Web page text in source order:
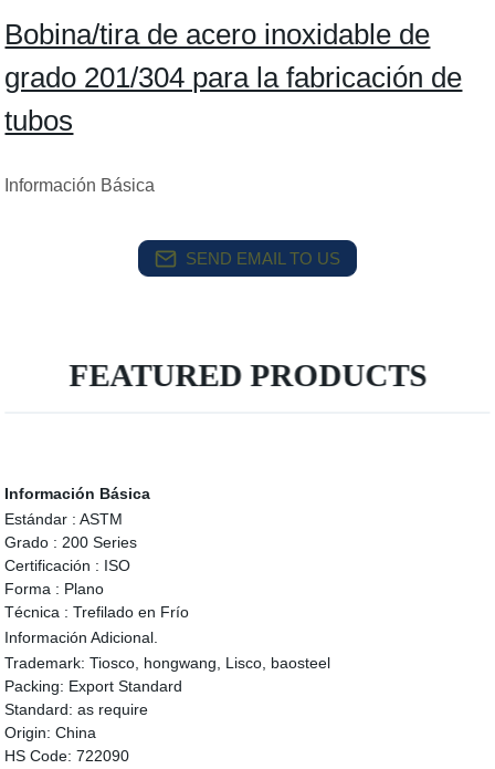
Bobina/tira de acero inoxidable de
grado 201/304 para la fabricación de
tubos
Información Básica
SEND EMAIL TO US
FEATURED PRODUCTS
Información Básica
Estándar : ASTM
Grado : 200 Series
Certificación : ISO
Forma : Plano
Técnica : Trefilado en Frío
Información Adicional.
Trademark: Tiosco, hongwang, Lisco, baosteel
Packing: Export Standard
Standard: as require
Origin: China
HS Code: 722090